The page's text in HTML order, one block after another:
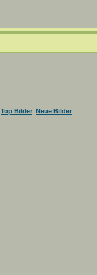
Top Bilder Neue Bilder